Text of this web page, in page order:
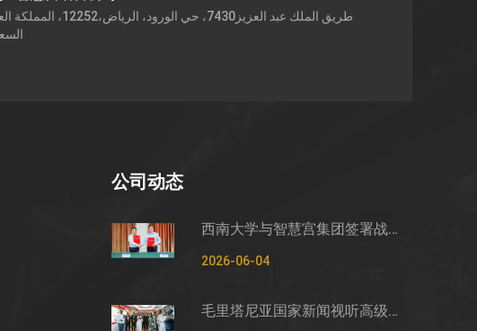
طريق الملك عبد العزيز7430، حي الورود،
公司动态
西南大学与智慧宫集团签署战略合作框架协议
2026-06-04
毛里塔尼亚国家新闻视听高级管理局监测管控司司长穆罕默德·哈桑·埃萨利姆一行莅临智慧宫调研